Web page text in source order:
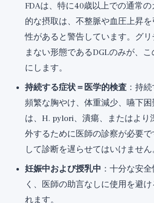
FDAは、特に40歳以上での通常
的な摂取は、不整脈や血圧上昇
性があると警告しています。グ
まない形態であるDGLのみが、
にします。
持続する症状＝医学的検査 ：持
頻繁な胸やけ、体重減少、嚥下
は、H. pylori、潰瘍、またはより
外するために医師の診察が必要で
して診断を遅らせてはいけません
妊娠中および授乳中 ：十分な安
く、医師の助言なしに使用を避
れます。